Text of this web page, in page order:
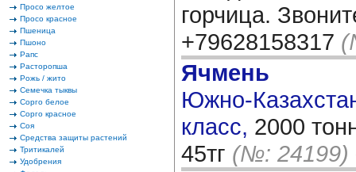
Просо желтое
Просо красное
Пшеница
Пшоно
Рапс
Расторопша
Рожь / жито
Семечка тыквы
Сорго белое
Сорго красное
Соя
Средства защиты растений
Тритикалей
Удобрения
горчица.
+79628158317
Ячмень
Южно-
класс, 2000
45тг (№: 24199)